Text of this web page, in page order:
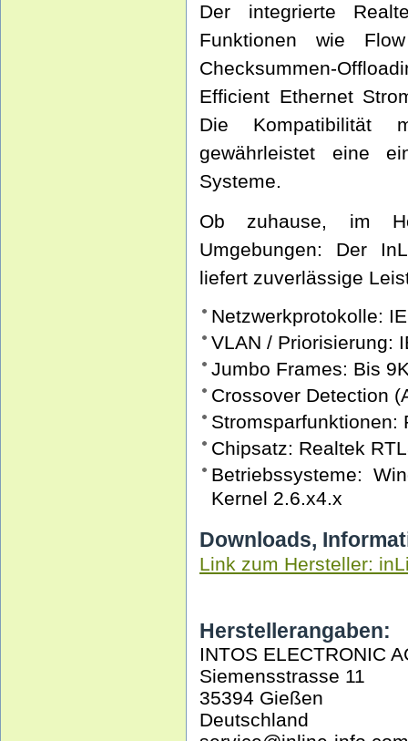
Der integrierte
Funktionen wie
Checksummen-
Efficient Ethernet
Die Kompatibilität
gewährleistet eine
Systeme.
Ob zuhause, im
Umgebungen: Der
liefert zuverlässige
Netzwerkprotokolle:
VLAN / Priorisierung:
Jumbo Frames: Bis
Crossover Detection
Stromsparfunktionen:
Chipsatz: Realtek
Betriebssysteme:
Kernel 2.6.x4.x
Downloads,
Link zum Hersteller:
Herstellerangaben:
INTOS ELECTRONIC
Siemensstrasse 11
35394 Gießen
Deutschland